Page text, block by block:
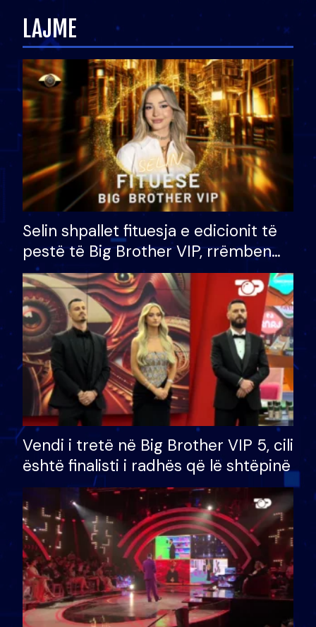
LAJME
Selin shpallet fituesja e edicionit të
pestë të Big Brother VIP, rrëmben
çmimin e madh prej 100 mijë eurosh
Vendi i tretë në Big Brother VIP 5, cili
është finalisti i radhës që lë shtëpinë